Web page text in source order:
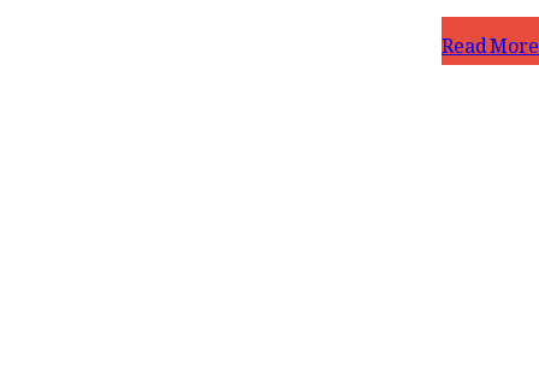
مسلم
Read More